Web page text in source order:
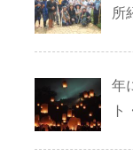
所
年
ト